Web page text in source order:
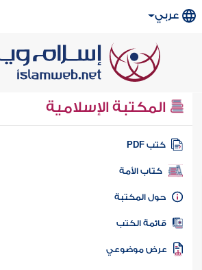
عربي
المكتبة الإسلامية
كتب PDF
كتاب الأمة
المكتبة
الكتب